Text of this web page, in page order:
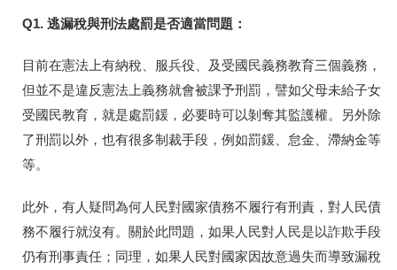
Q1. 逃漏稅與刑法處罰是否適當問題：
目前在憲法上有納稅、服兵役、及受國民義務教育三個義務，
但並不是違反憲法上義務就會被課予刑罰，譬如父母未給子女
受國民教育，就是處罰鍰，必要時可以剝奪其監護權。另外除
了刑罰以外，也有很多制裁手段，例如罰鍰、怠金、滯納金等
等。
此外，有人疑問為何人民對國家債務不履行有刑責，對人民債
務不履行就沒有。關於此問題，如果人民對人民是以詐欺手段
仍有刑事責任；同理，如果人民對國家因故意過失而導致漏稅